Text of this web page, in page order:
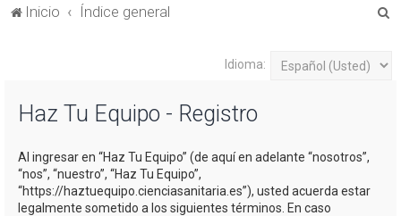
Inicio Índice general
Idioma:
Haz Tu Equipo - Registro
Al ingresar en “Haz Tu Equipo” (de aquí en adelante “nosotros”,
“nos”, “nuestro”, “Haz Tu Equipo”,
“https://haztuequipo.cienciasanitaria.es”), usted acuerda estar
legalmente sometido a los siguientes términos. En caso